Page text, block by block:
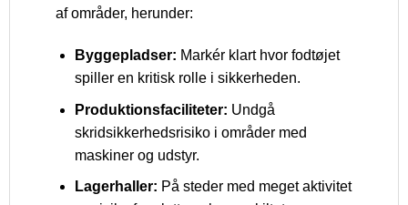
af områder, herunder:
Byggepladser: Markér klart hvor fodtøjet
spiller en kritisk rolle i sikkerheden.
Produktionsfaciliteter: Undgå
skridsikkerhedsrisiko i områder med
maskiner og udstyr.
Lagerhaller: På steder med meget aktivitet